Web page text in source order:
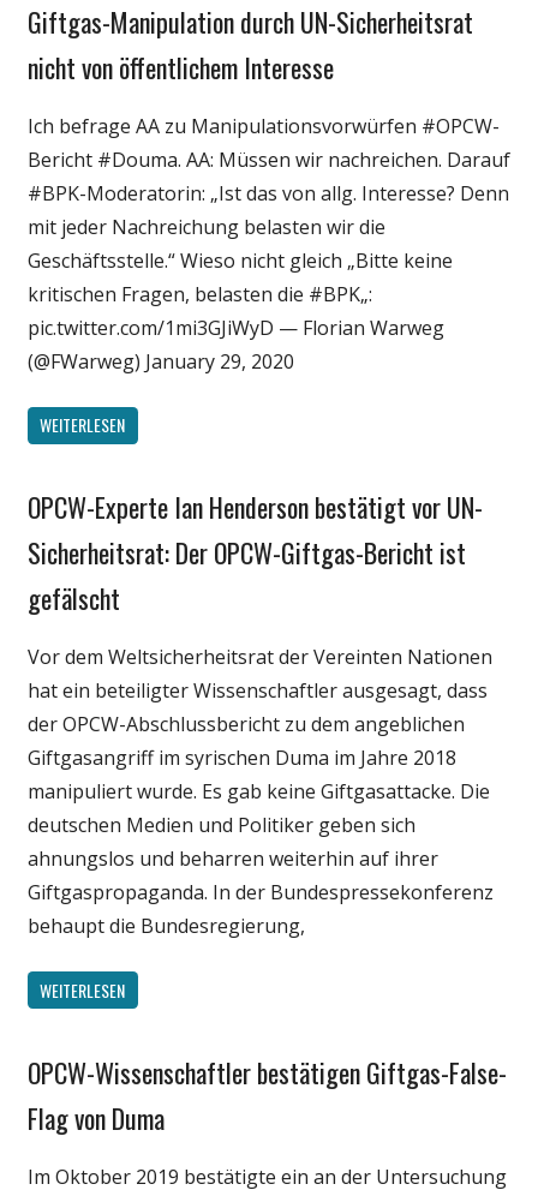
Politik
Wissenschaft
Giftgas-Manipulation durch UN-Sicherheitsrat
nicht von öffentlichem Interesse
Ich befrage AA zu Manipulationsvorwürfen #OPCW-
Bericht #Douma. AA: Müssen wir nachreichen. Darauf
#BPK-Moderatorin: „Ist das von allg. Interesse? Denn
mit jeder Nachreichung belasten wir die
Geschäftsstelle.“ Wieso nicht gleich „Bitte keine
kritischen Fragen, belasten die #BPK„:
pic.twitter.com/1mi3GJiWyD — Florian Warweg
(@FWarweg) January 29, 2020
WEITERLESEN
Gesellschaft
Medien
Wissenschaft
OPCW-Experte Ian Henderson bestätigt vor UN-
Sicherheitsrat: Der OPCW-Giftgas-Bericht ist
gefälscht
Vor dem Weltsicherheitsrat der Vereinten Nationen
hat ein beteiligter Wissenschaftler ausgesagt, dass
der OPCW-Abschlussbericht zu dem angeblichen
Giftgasangriff im syrischen Duma im Jahre 2018
manipuliert wurde. Es gab keine Giftgasattacke. Die
deutschen Medien und Politiker geben sich
ahnungslos und beharren weiterhin auf ihrer
Giftgaspropaganda. In der Bundespressekonferenz
behaupt die Bundesregierung,
WEITERLESEN
Gesellschaft
Medien
Politik
Wissenschaft
OPCW-Wissenschaftler bestätigen Giftgas-False-
Flag von Duma
Im Oktober 2019 bestätigte ein an der Untersuchung